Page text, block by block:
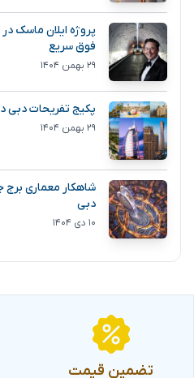
پروژه ایلان ماسک
فوق سریع
۲۹ بهمن ۱۴۰۴
پکیج تفریحات دبی در
۲۹ بهمن ۱۴۰۴
شاهکار معماری برج
دبی
۱۰ دی ۱۴۰۴
تضمین قیمت